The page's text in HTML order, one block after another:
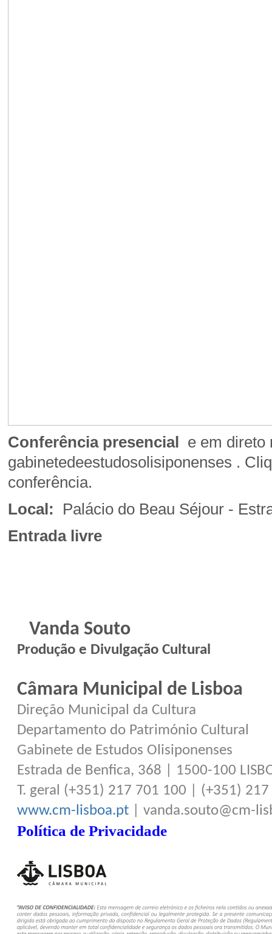
Conferência presencial e em direto
gabinetedeestudosolisiponenses .
conferência.
Local: Palácio do Beau Séjour -
Entrada livre
Vanda Souto
Produção e Divulgação Cultural
Câmara Municipal de Lisboa
Direção Municipal da Cultura
Departamento do Património Cultural
Gabinete de Estudos Olisiponenses
Estrada de Benfica, 368 | 1500-100
T. geral (+351) 217 701 100 | (+351)
www.cm-lisboa.pt | vanda.souto@cm-
Política de Privacidade